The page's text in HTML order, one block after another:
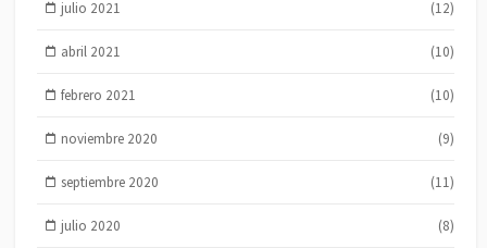
julio 2021 (12)
abril 2021 (10)
febrero 2021 (10)
noviembre 2020 (9)
septiembre 2020 (11)
julio 2020 (8)